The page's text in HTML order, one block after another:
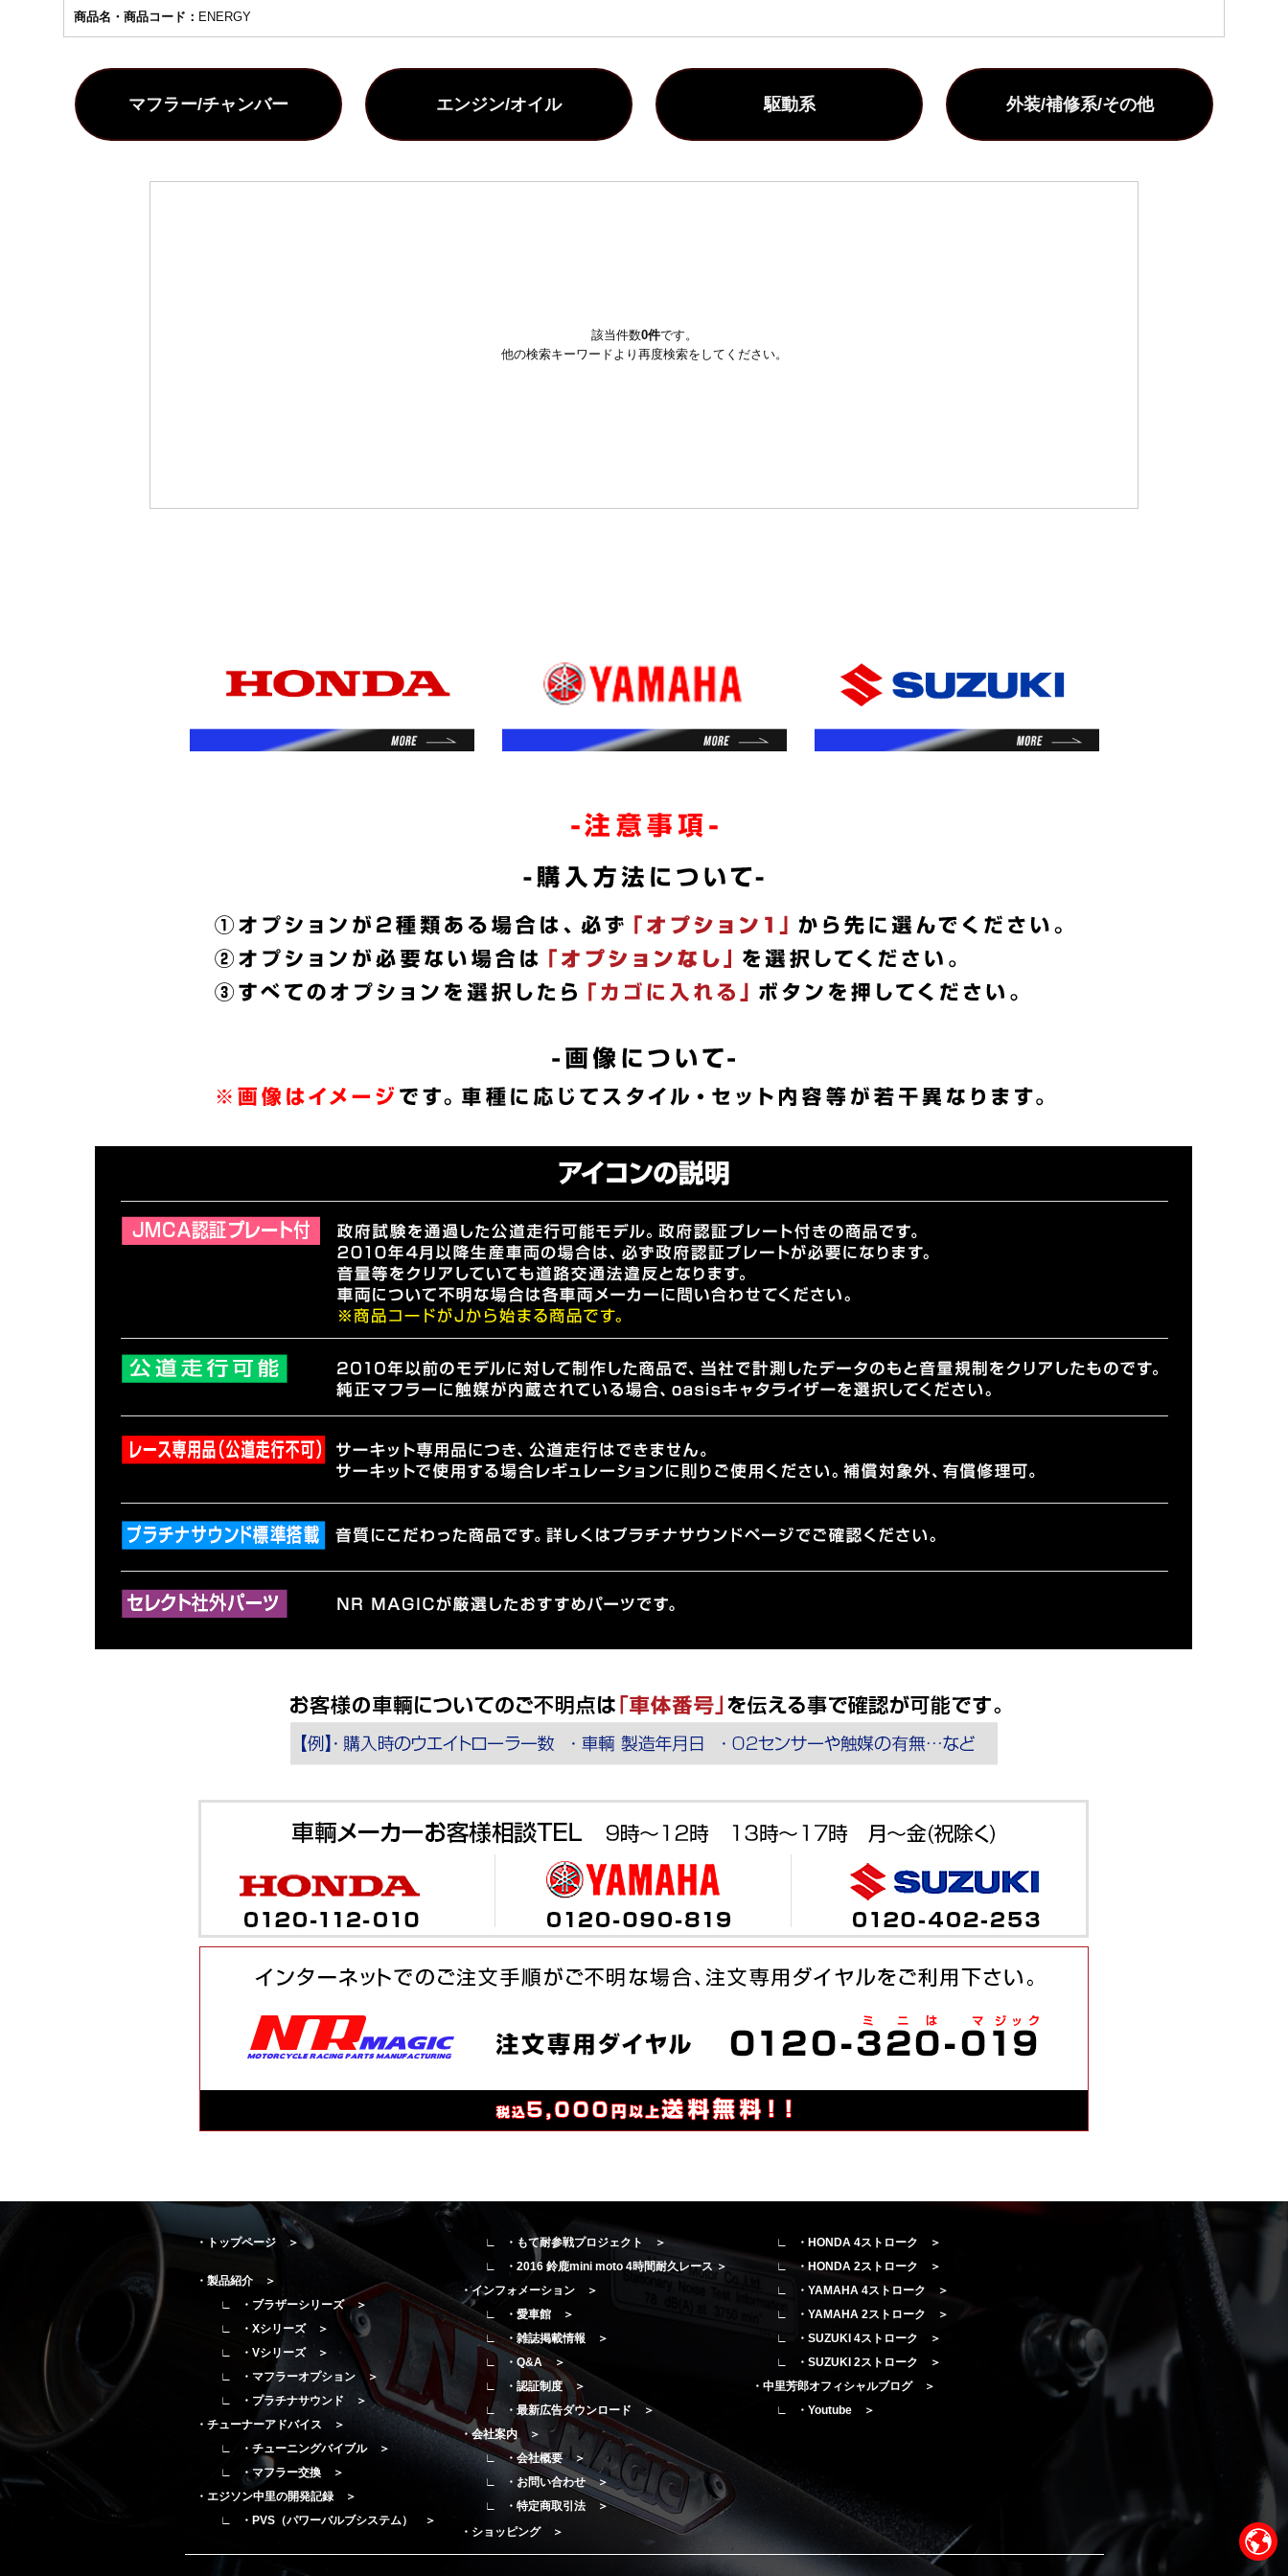
商品名・商品コード： ENERGY
マフラー/チャンバー エンジン/オイル 駆動系 外装/補修系/その他
該当件数0件です。
他の検索キーワードより再度検索をしてください。
・トップページ ＞
・製品紹介 ＞
・ブラザーシリーズ ＞
・Xシリーズ ＞
・Vシリーズ ＞
・マフラーオプション ＞
・プラチナサウンド ＞
・チューナーアドバイス ＞
・チューニングバイブル ＞
・マフラー交換 ＞
・エジソン中里の開発記録 ＞
・PVS（パワーバルブシステム） ＞
・もて耐参戦プロジェクト ＞
・2016 鈴鹿mini moto 4時間耐久レース ＞
・インフォメーション ＞
・愛車館 ＞
・雑誌掲載情報 ＞
・Q&A ＞
・認証制度 ＞
・最新広告ダウンロード ＞
・会社案内 ＞
・会社概要 ＞
・お問い合わせ ＞
・特定商取引法 ＞
・ショッピング ＞
・HONDA 4ストローク ＞
・HONDA 2ストローク ＞
・YAMAHA 4ストローク ＞
・YAMAHA 2ストローク ＞
・SUZUKI 4ストローク ＞
・SUZUKI 2ストローク ＞
・中里芳郎オフィシャルブログ ＞
・Youtube ＞